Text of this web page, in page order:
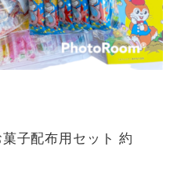
子配布用セット 約